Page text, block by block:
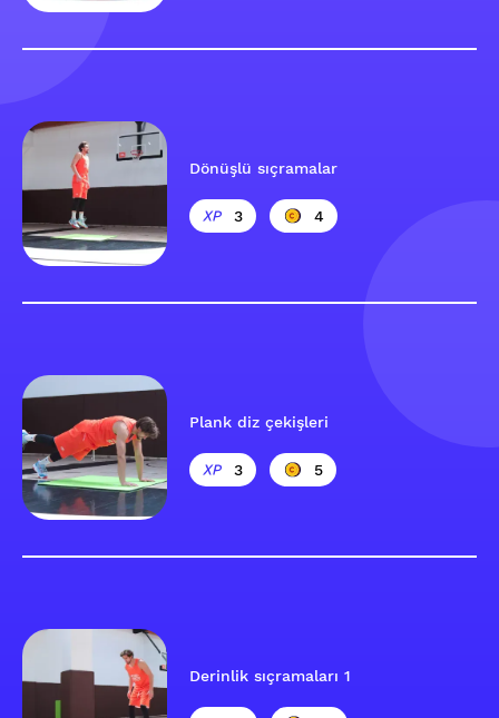
Dönüşlü sıçramalar
3 4
Plank diz çekişleri
3 5
Derinlik sıçramaları 1